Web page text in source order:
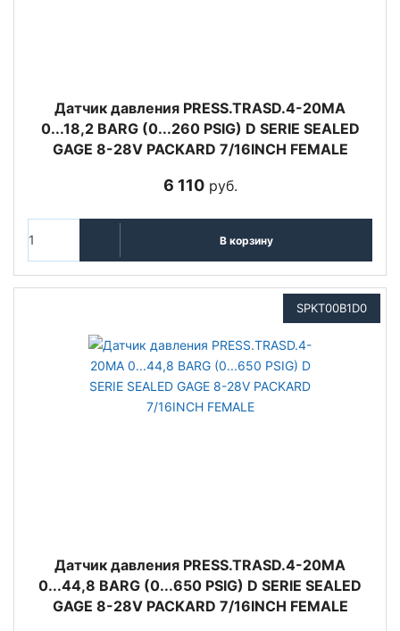
Датчик давления PRESS.TRASD.4-20MA
0...18,2 BARG (0...260 PSIG) D SERIE SEALED
GAGE 8-28V PACKARD 7/16INCH FEMALE
6 110руб.
В корзину
SPKT00B1D0
Датчик давления PRESS.TRASD.4-20MA
0...44,8 BARG (0...650 PSIG) D SERIE SEALED
GAGE 8-28V PACKARD 7/16INCH FEMALE